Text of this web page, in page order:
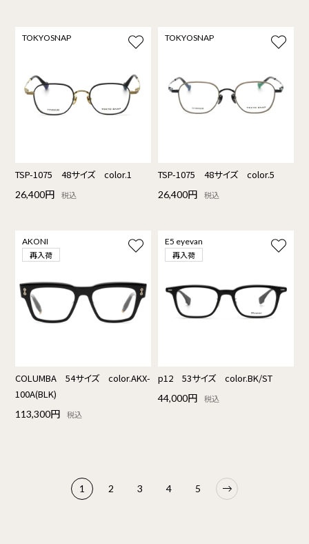
TOKYOSNAP
TSP-1075 48サイズ color.1
26,400円 税込
TOKYOSNAP
TSP-1075 48サイズ color.5
26,400円 税込
AKONI
再入荷
COLUMBA 54サイズ color.AKX-
100A(BLK)
113,300円 税込
E5 eyevan
再入荷
p12 53サイズ color.BK/ST
44,000円 税込
1 2 3 4 5